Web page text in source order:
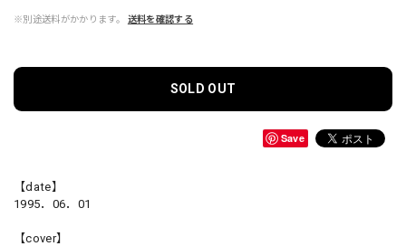
※別途送料がかかります。 送料を確認する
SOLD OUT
Save
【date】
1995．06．01
【cover】